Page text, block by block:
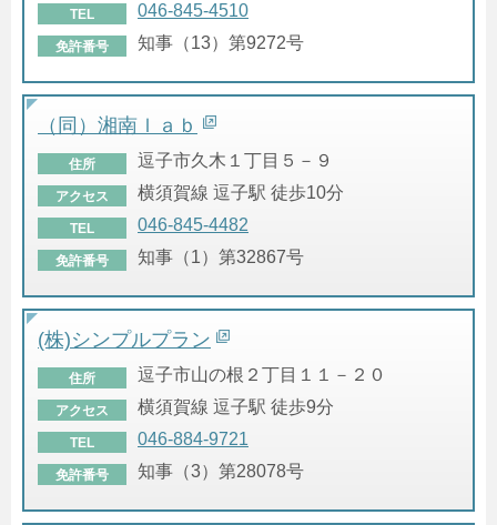
TEL 046-845-4510
免許番号 知事（13）第9272号
（同）湘南ｌａｂ
住所 逗子市久木１丁目５－９
アクセス 横須賀線 逗子駅 徒歩10分
TEL 046-845-4482
免許番号 知事（1）第32867号
(株)シンプルプラン
住所 逗子市山の根２丁目１１－２０
アクセス 横須賀線 逗子駅 徒歩9分
TEL 046-884-9721
免許番号 知事（3）第28078号